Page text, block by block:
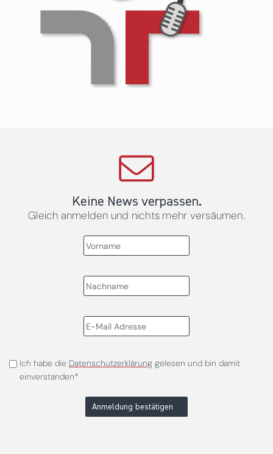
Keine News verpassen.
Gleich anmelden und nichts mehr versäumen.
Ich habe die Datenschutzerklärunggelesen und bin damit
einverstanden*
Anmeldung bestätigen